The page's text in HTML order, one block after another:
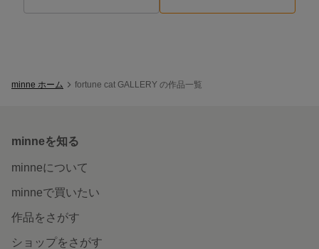
minne ホーム fortune cat GALLERY の作品一覧
minneを知る
minneについて
minneで買いたい
作品をさがす
ショップをさがす